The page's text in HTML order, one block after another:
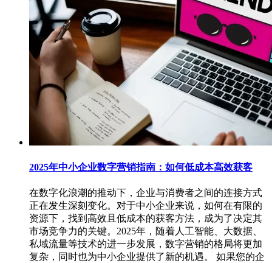
2025年中小企业数字营销指南：如何低成本高效获客
在数字化浪潮的推动下，企业与消费者之间的连接方式
正在发生深刻变化。对于中小企业来说，如何在有限的
资源下，找到高效且低成本的获客方法，成为了决定其
市场竞争力的关键。2025年，随着人工智能、大数据、
私域流量等技术的进一步发展，数字营销的格局将更加
复杂，同时也为中小企业提供了新的机遇。 如果您的企